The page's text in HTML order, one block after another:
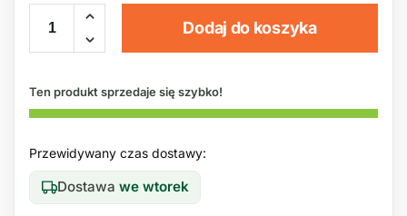
Dodaj do koszyka
Ten produkt sprzedaje się szybko!
Przewidywany czas dostawy:
Dostawa we wtorek